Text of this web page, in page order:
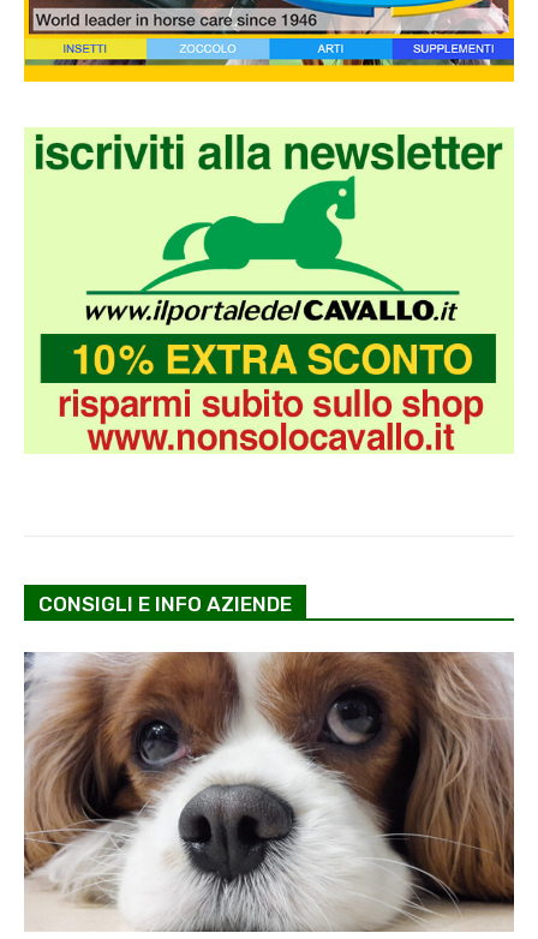
CONSIGLI E INFO AZIENDE